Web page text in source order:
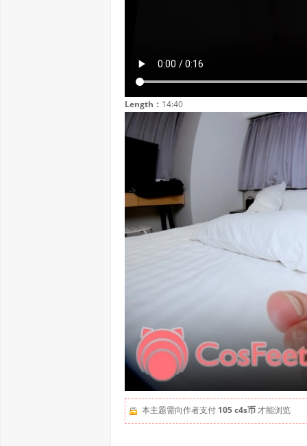
Length： 14:40
本主题需向作者支付 105 c4s币才能浏览